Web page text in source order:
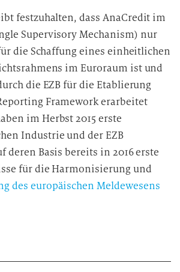
festzuhalten, dass AnaCredit im
Supervisory Mechanism) nur
die Schaffung eines einheitlichen
im Euroraum ist und
die EZB für die Etablierung
Framework erarbeitet
im Herbst 2015 erste
Industrie und der EZB
deren Basis bereits in 2016 erste
für die Harmonisierung und
des europäischen Meldewesens